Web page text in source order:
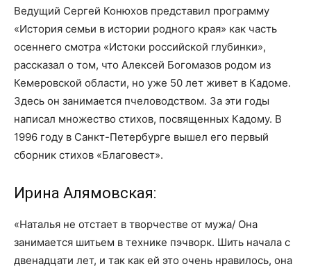
Ведущий Сергей Конюхов представил программу
«История семьи в истории родного края» как часть
осеннего смотра «Истоки российской глубинки»,
рассказал о том, что Алексей Богомазов родом из
Кемеровской области, но уже 50 лет живет в Кадоме.
Здесь он занимается пчеловодством. За эти годы
написал множество стихов, посвященных Кадому. В
1996 году в Санкт-Петербурге вышел его первый
сборник стихов «Благовест».
Ирина Алямовская:
«Наталья не отстает в творчестве от мужа/ Она
занимается шитьем в технике пэчворк. Шить начала с
двенадцати лет, и так как ей это очень нравилось, она